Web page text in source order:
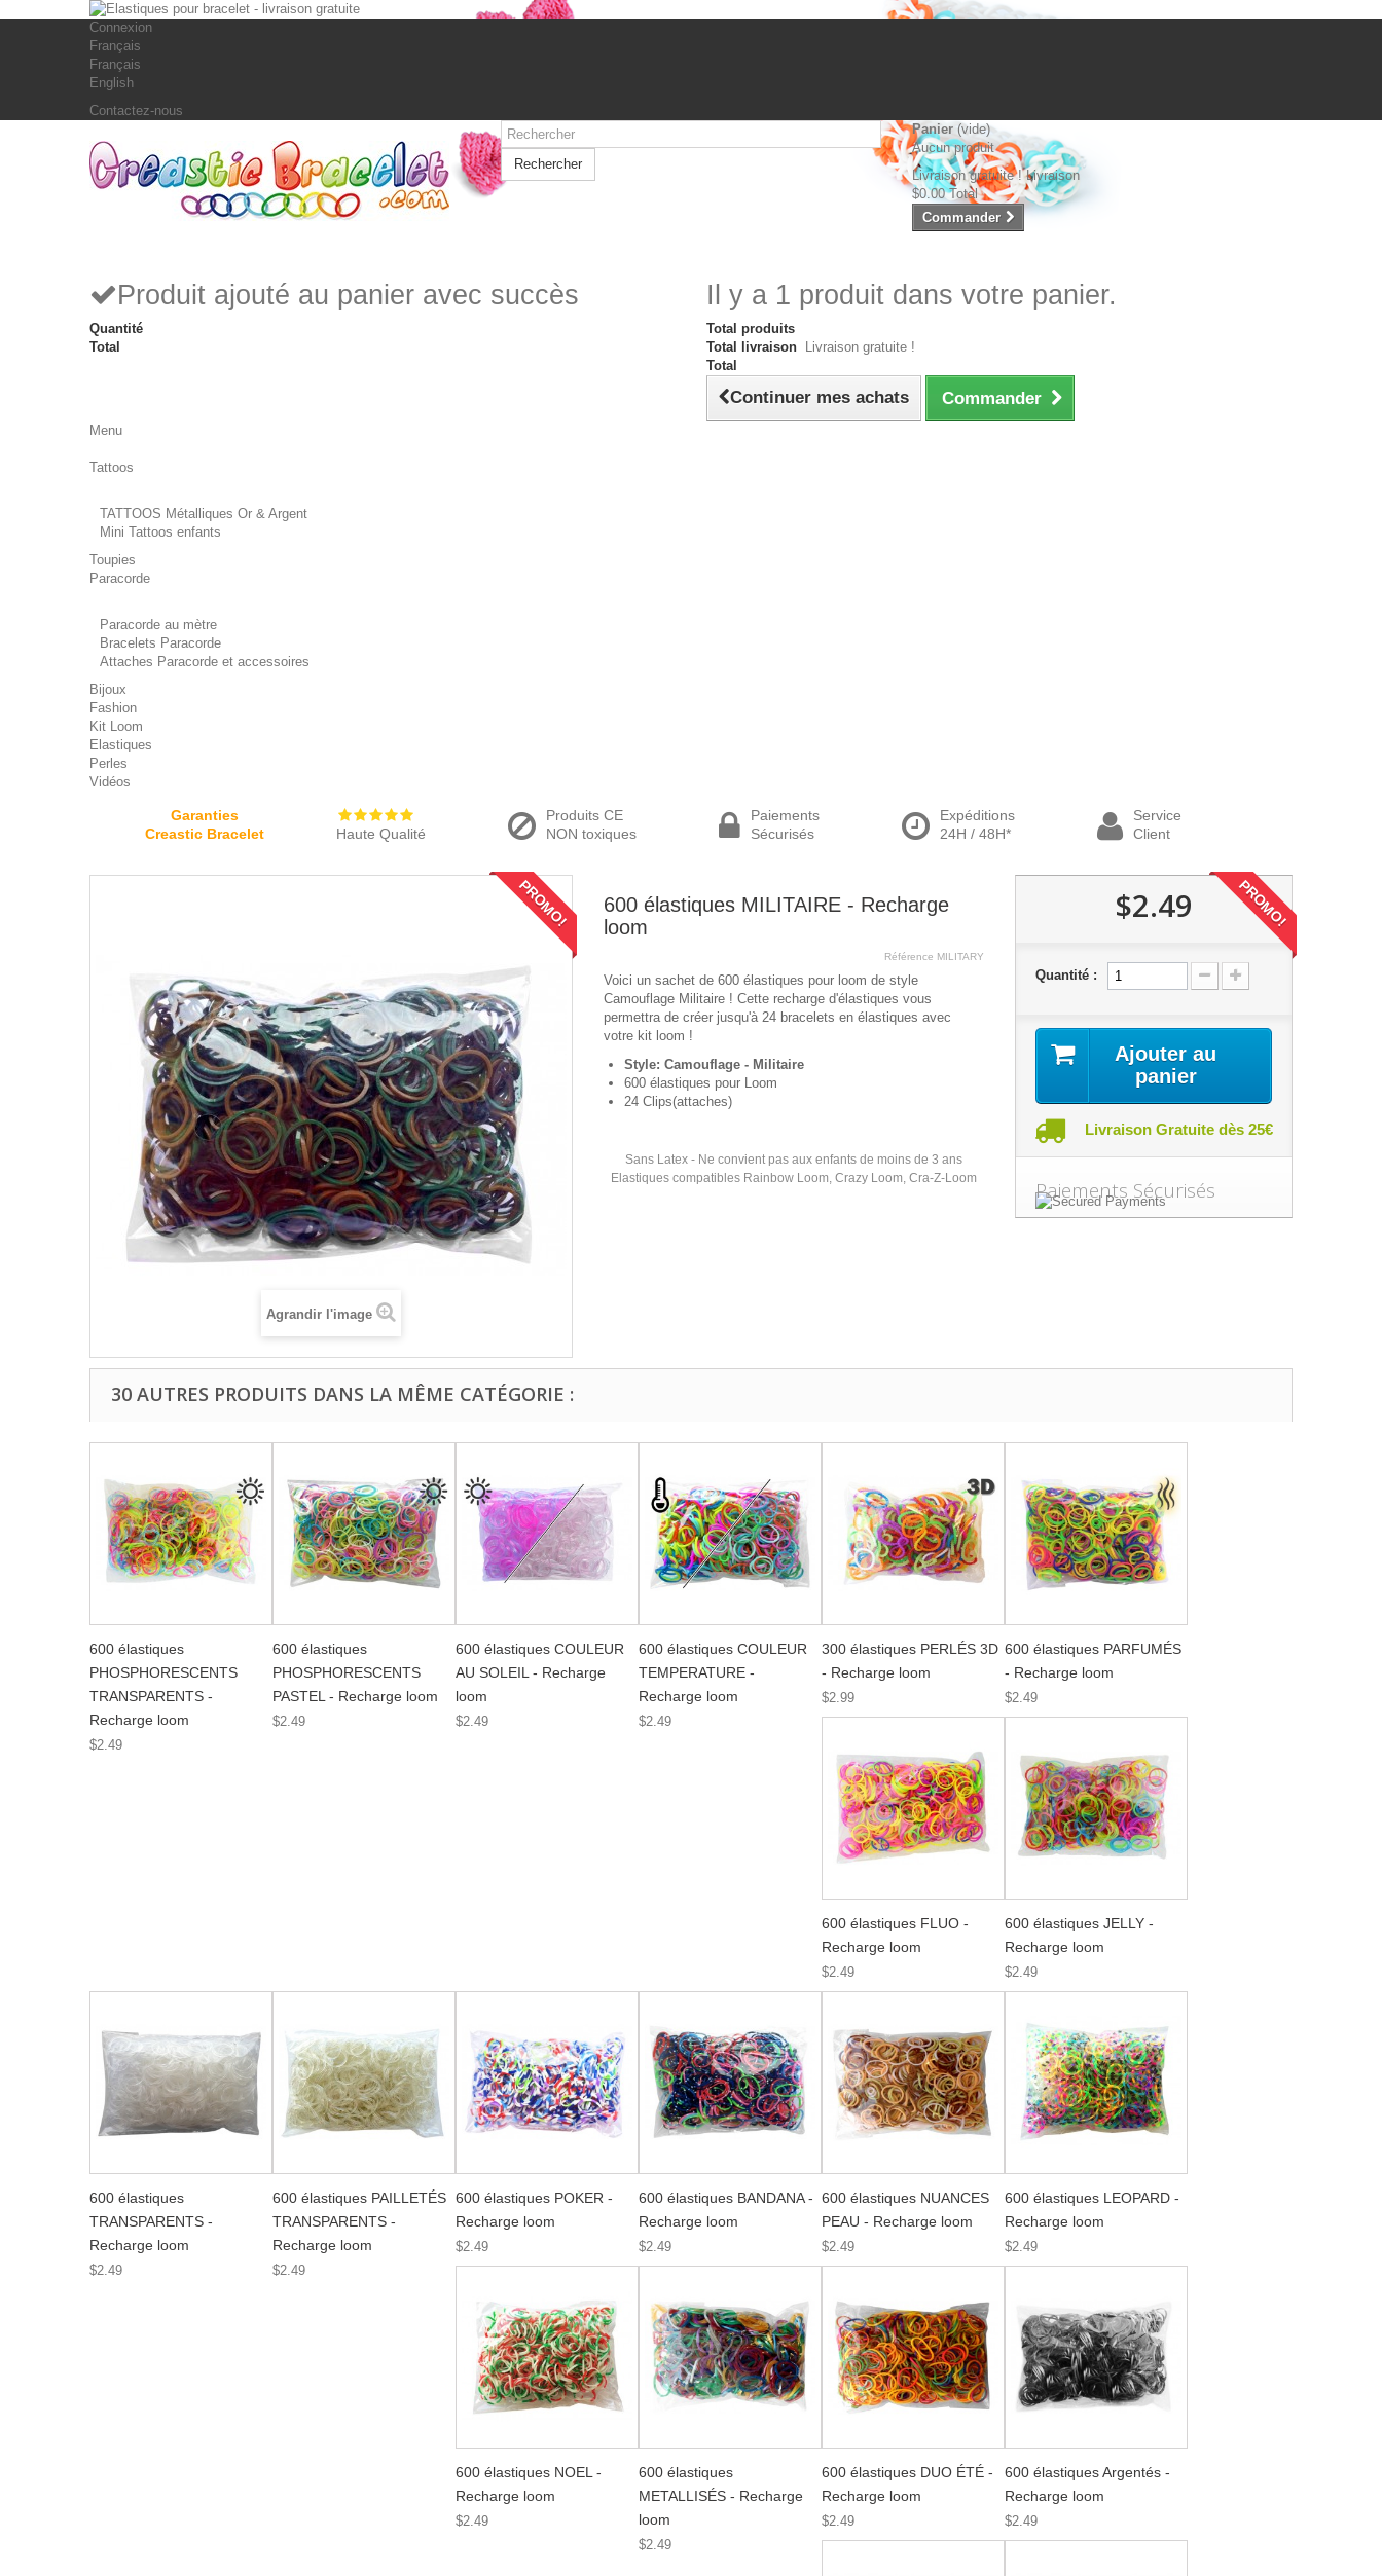
Connexion
Français
Français
English
Contactez-nous
Rechercher
Panier (vide)
Aucun produit
Livraison gratuite !Livraison
$0.00 Total
Commander
Produit ajouté au panier avec succès
Quantité
Total
Il y a 1 produit dans votre panier.
Total produits
Total livraison
Livraison gratuite !
Total
Continuer mes achats Commander
Menu
Tattoos
TATTOOS Métalliques Or & Argent
Mini Tattoos enfants
Toupies
Paracorde
Paracorde au mètre
Bracelets Paracorde
Attaches Paracorde et accessoires
Bijoux
Fashion
Kit Loom
Elastiques
Perles
Vidéos
Garanties
Creastic Bracelet
Haute Qualité
Produits CE
NON toxiques
Paiements
Sécurisés
Expéditions
24H / 48H*
Service
Client
PROMO!
Agrandir l'image
600 élastiques MILITAIRE - Recharge
loom
Référence MILITARY
Voici un sachet de 600 élastiques pour loom de style
Camouflage Militaire ! Cette recharge d'élastiques vous
permettra de créer jusqu'à 24 bracelets en élastiques avec
votre kit loom !
Style: Camouflage - Militaire
600 élastiques pour Loom
24 Clips(attaches)
Sans Latex - Ne convient pas aux enfants de moins de 3 ans
Elastiques compatibles Rainbow Loom, Crazy Loom, Cra-Z-Loom
$2.49 PROMO!
Quantité :
Ajouter au
panier
Livraison Gratuite dès 25€
Paiements Sécurisés
30 AUTRES PRODUITS DANS LA MÊME CATÉGORIE :
600 élastiques
PHOSPHORESCENTS
TRANSPARENTS -
Recharge loom
$2.49
600 élastiques
PHOSPHORESCENTS
PASTEL - Recharge loom
$2.49
600 élastiques COULEUR
AU SOLEIL - Recharge
loom
$2.49
600 élastiques COULEUR
TEMPERATURE -
Recharge loom
$2.49
300 élastiques PERLÉS 3D
- Recharge loom
$2.99
600 élastiques PARFUMÉS
- Recharge loom
$2.49
600 élastiques FLUO -
Recharge loom
$2.49
600 élastiques JELLY -
Recharge loom
$2.49
600 élastiques
TRANSPARENTS -
Recharge loom
$2.49
600 élastiques PAILLETÉS
TRANSPARENTS -
Recharge loom
$2.49
600 élastiques POKER -
Recharge loom
$2.49
600 élastiques BANDANA -
Recharge loom
$2.49
600 élastiques NUANCES
PEAU - Recharge loom
$2.49
600 élastiques LEOPARD -
Recharge loom
$2.49
600 élastiques NOEL -
Recharge loom
$2.49
600 élastiques
METALLISÉS - Recharge
loom
$2.49
600 élastiques DUO ÉTÉ -
Recharge loom
$2.49
600 élastiques Argentés -
Recharge loom
$2.49